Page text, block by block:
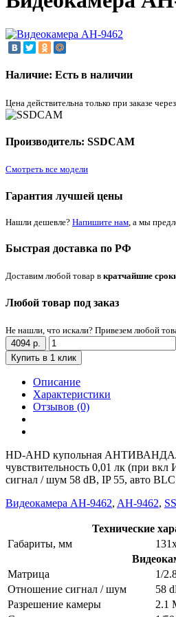
Наличие: Есть в наличии
Цена действительна только при заказе
Производитель: SSDCAM
Смотреть все модели
Гарантия лучшей цены
Нашли дешевле? Напишите нам , а мы
Быстрая доставка по РФ
Доставим любой товар в кратчайшие
Любой товар под заказ
Не нашли, что искали? Привезем любой
4094 р.
Купить в 1 клик
Описание
Характеристики
Отзывов (0)
HD-AHD купольная
чувствительность 0,01 лк (при
сигнал / шум 58 dB, IP 55, авто
Видеокамера AH-9462, AH-9462,
Технические
Габариты, мм
Матрица
1/
Отношение сигнал / шум
58
Разрешение камеры
2.1